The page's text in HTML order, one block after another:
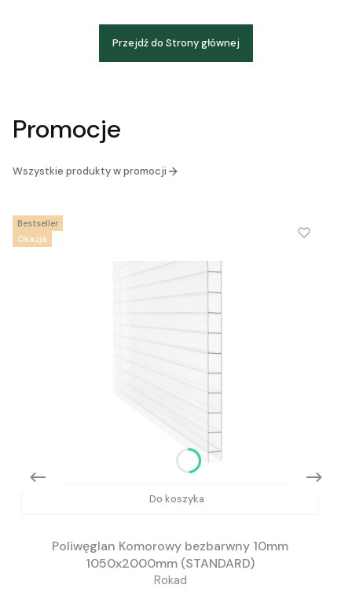
Przejdź do Strony głównej
Promocje
Wszystkie produkty w promocji
Okazja
Bestseller
Do koszyka
Poliwęglan Komorowy bezbarwny 10mm
1050x2000mm (STANDARD)
Rokad